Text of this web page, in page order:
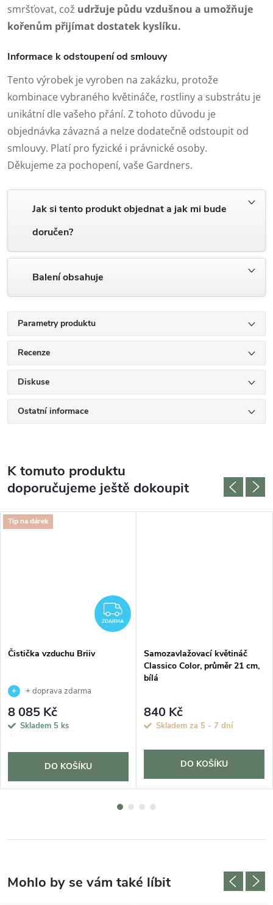
smršťovat, což udržuje půdu vzdušnou a umožňuje
kořenům přijímat dostatek kyslíku.
Informace k odstoupení od smlouvy
Tento výrobek je vyroben na zakázku, protože
kombinace vybraného květináče, rostliny a substrátu je
unikátní dle vašeho přání. Z tohoto důvodu je
objednávka závazná a nelze dodatečně odstoupit od
smlouvy. Platí pro fyzické i právnické osoby.
Děkujeme za pochopení, vaše Gardners.
Jak si tento produkt objednat a jak mi bude
doručen?
Balení obsahuje
Parametry produktu
Recenze
Diskuse
Ostatní informace
K tomuto produktu
doporučujeme ještě dokoupit
Tip na dárek
ZDARMA
ZDARMA
Čistička vzduchu Briiv
+ doprava zdarma
8 085 Kč
Skladem 5 ks
DO KOŠÍKU
Samozavlažovací květináč
Classico Color, průměr 21 cm,
bílá
840 Kč
Skladem za 5 - 7 dní
DO KOŠÍKU